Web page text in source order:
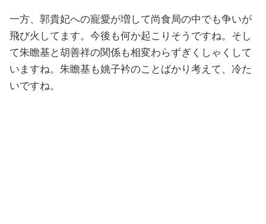
一方、郭貴妃への寵愛が増して尚食局の中でも争いが
飛び火してます。今後も何か起こりそうですね。そし
て朱瞻基と胡善祥の関係も相変わらずぎくしゃくして
いますね。朱瞻基も姚子衿のことばかり考えて、冷た
いですね。